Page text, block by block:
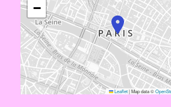
−
Leaflet|Map data ©